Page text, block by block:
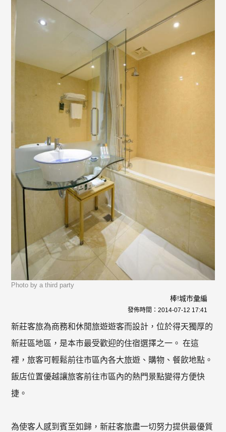
Photo by a third party
棒!城市彙編
發佈時間： 2014-07-12 17:41
新莊客旅為商務和休閒旅遊遊客而設計，位於得天獨厚的
新莊區地區，是本市最受歡迎的住宿選擇之一。 在這
裡，旅客可輕鬆前往市區內各大旅遊、購物、餐飲地點。
飯店位置優越讓旅客前往市區內的熱門景點變得方便快
捷。
為使客人感到賓至如歸，新莊客旅盡一切努力提供最優質